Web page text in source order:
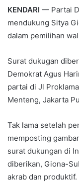
KENDARI — Partai
mendukung Sitya
dalam pemilihan
Surat dukugan
Demokrat Agus
partai di Jl
Menteng, Jakarta
Tak lama setelah
memposting
surat dukungan di
diberikan, Giona-
akrab dan produktif.